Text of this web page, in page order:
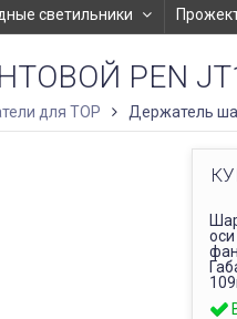
светильники
PEN
для TOP Держатель